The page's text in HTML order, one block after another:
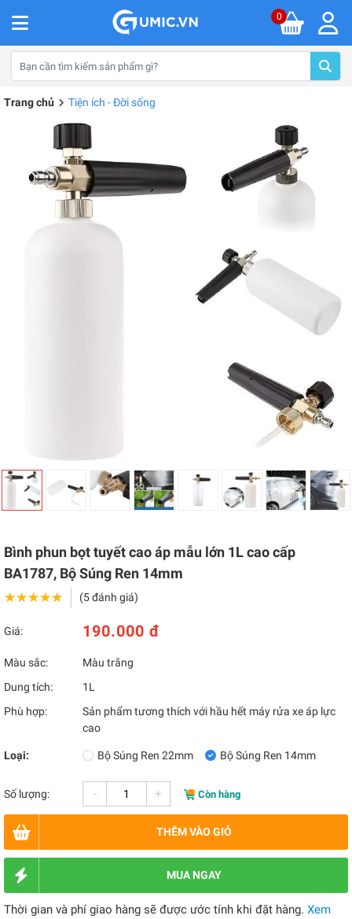
0
Trang chủ Tiện ích - Đời sống
Bình phun bọt tuyết cao áp mẫu lớn 1L cao cấp
BA1787, Bộ Súng Ren 14mm
★★★★★
★★★★★ (5 đánh giá)
Giá: 190.000 đ
Màu sắc:
Màu trắng
Dung tích:
1L
Phù hợp:
Sản phẩm tương thích với hầu hết máy rửa xe áp lực
cao
Loại: Bộ Súng Ren 22mm Bộ Súng Ren 14mm
Số lượng: - + Còn hàng
THÊM VÀO GIỎ
MUA NGAY
Thời gian và phí giao hàng sẽ được ước tính khi đặt hàng. Xem